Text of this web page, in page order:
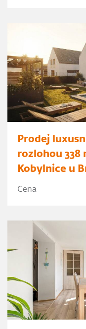
Prodej
rozlohou 338
Kobylnice u
Cena